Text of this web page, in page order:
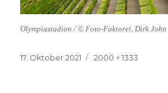
Olympiastadion / © Foto-Faktorei, Dirk John
Veröffentlicht
17. Oktober 2021
Volle
2000 × 1333